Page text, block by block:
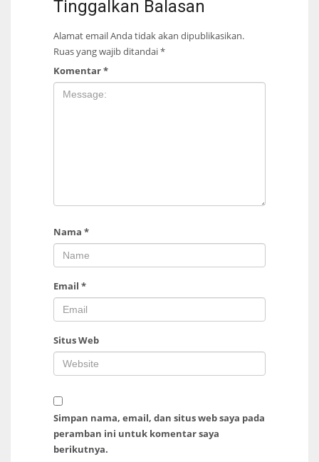
Tinggalkan Balasan
Alamat email Anda tidak akan dipublikasikan.
Ruas yang wajib ditandai*
Komentar*
Nama *
Email *
Situs Web
Simpan nama, email, dan situs web saya pada
peramban ini untuk komentar saya
berikutnya.